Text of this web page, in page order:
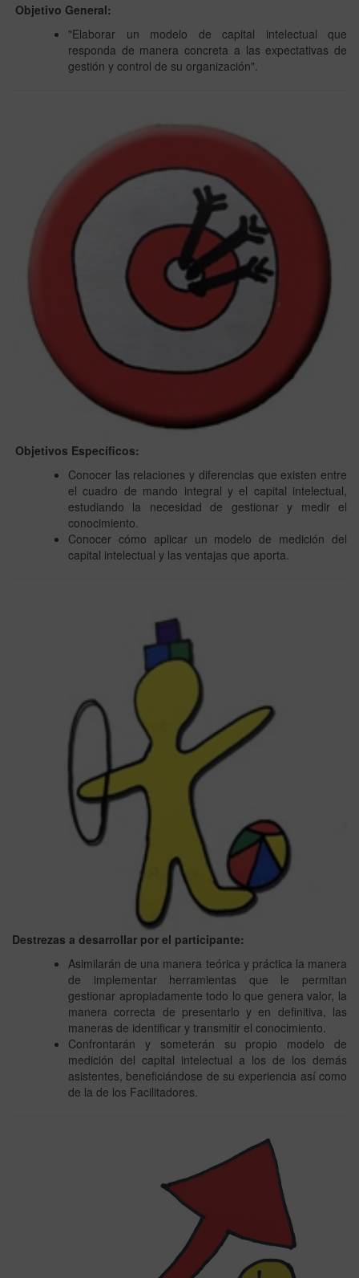
Objetivo General:
"Elaborar un modelo de capital intelectual que
responda de manera concreta a las expectativas de
gestión y control de su organización".
Objetivos Específicos:
Conocer las relaciones y diferencias que existen entre
el cuadro de mando integral y el capital intelectual,
estudiando la necesidad de gestionar y medir el
conocimiento.
Conocer cómo aplicar un modelo de medición del
capital intelectual y las ventajas que aporta.
Destrezas a desarrollar por el participante:
Asimilarán de una manera teórica y práctica la manera
de implementar herramientas que le permitan
gestionar apropiadamente todo lo que genera valor, la
manera correcta de presentarlo y en definitiva, las
maneras de identificar y transmitir el conocimiento.
Confrontarán y someterán su propio modelo de
medición del capital intelectual a los de los demás
asistentes, beneficiándose de su experiencia así como
de la de los Facilitadores.